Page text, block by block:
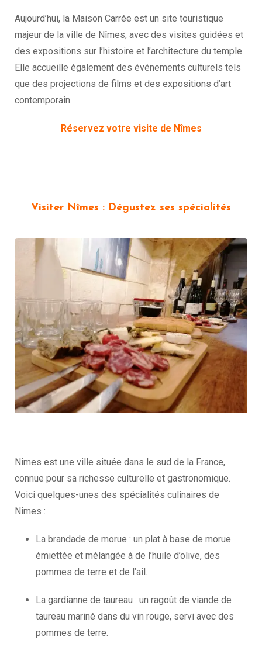
Aujourd’hui, la Maison Carrée est un site touristique
majeur de la ville de Nîmes, avec des visites guidées et
des expositions sur l’histoire et l’architecture du temple.
Elle accueille également des événements culturels tels
que des projections de films et des expositions d’art
contemporain.
Réservez votre visite de Nîmes
Visiter Nîmes : Dégustez ses spécialités
Nîmes est une ville située dans le sud de la France,
connue pour sa richesse culturelle et gastronomique.
Voici quelques-unes des spécialités culinaires de
Nîmes :
La brandade de morue : un plat à base de morue
émiettée et mélangée à de l’huile d’olive, des
pommes de terre et de l’ail.
La gardianne de taureau : un ragoût de viande de
taureau mariné dans du vin rouge, servi avec des
pommes de terre.